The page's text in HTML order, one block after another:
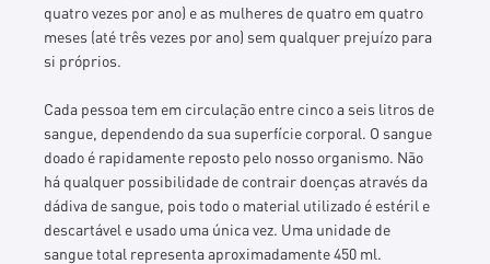
quatro vezes por ano) e as mulheres de quatro em quatro
meses (até três vezes por ano) sem qualquer prejuízo para
si próprios.
Cada pessoa tem em circulação entre cinco a seis litros de
sangue, dependendo da sua superfície corporal. O sangue
doado é rapidamente reposto pelo nosso organismo. Não
há qualquer possibilidade de contrair doenças através da
dádiva de sangue, pois todo o material utilizado é estéril e
descartável e usado uma única vez. Uma unidade de
sangue total representa aproximadamente 450 ml.